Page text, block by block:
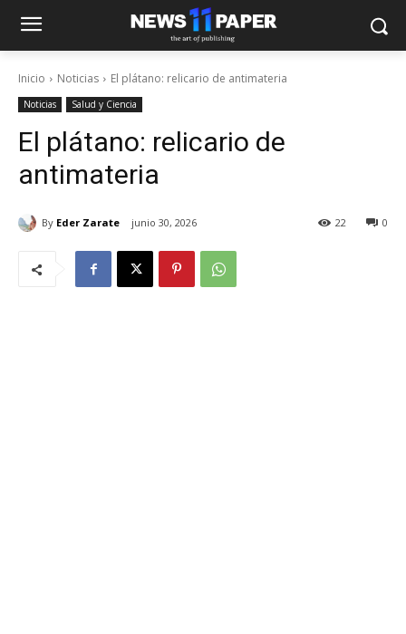
Inicio Noticias El plátano: relicario de antimateria
Noticias Salud y Ciencia
El plátano: relicario de
antimateria
By Eder Zarate junio 30, 2026 0
22